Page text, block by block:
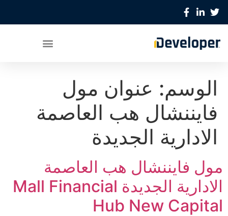
الوسم: عنوان مول
فايننشال هب العاصمة
الادارية الجديدة
مول فايننشال هب العاصمة
الادارية الجديدة Mall Financial
Hub New Capital